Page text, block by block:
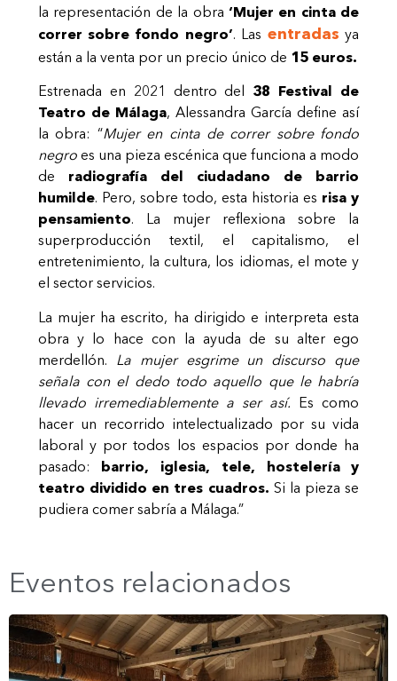
la representación de la obra ‘Mujer en cinta de
correr sobre fondo negro’. Las entradas ya
están a la venta por un precio único de 15 euros.
Estrenada en 2021 dentro del 38 Festival de
Teatro de Málaga, Alessandra García define así
la obra: “Mujer en cinta de correr sobre fondo
negroes una pieza escénica que funciona a modo
de radiografía del ciudadano de barrio
humilde. Pero, sobre todo, esta historia es risa y
pensamiento. La mujer reflexiona sobre la
superproducción textil, el capitalismo, el
entretenimiento, la cultura, los idiomas, el mote y
el sector servicios.
La mujer ha escrito, ha dirigido e interpreta esta
obra y lo hace con la ayuda de su alter ego
merdellón. La mujer esgrime un discurso que
señala con el dedo todo aquello que le habría
llevado irremediablemente a ser así. Es como
hacer un recorrido intelectualizado por su vida
laboral y por todos los espacios por donde ha
pasado: barrio, iglesia, tele, hostelería y
teatro dividido en tres cuadros. Si la pieza se
pudiera comer sabría a Málaga.”
Eventos relacionados